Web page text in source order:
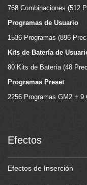
768 Combinaciones (512
Programas de Usuario
1536 Programas (896
Kits de Batería de
80 Kits de Batería (48
Programas Preset
2256 Programas GM2 +
Efectos
Efectos de Inserción